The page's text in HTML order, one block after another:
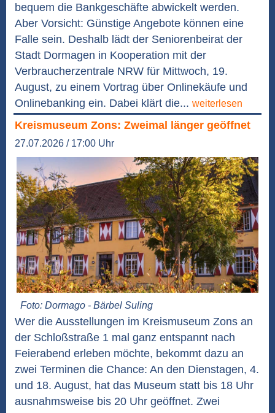
bequem die Bankgeschäfte abwickelt werden.
Aber Vorsicht: Günstige Angebote können eine
Falle sein. Deshalb lädt der Seniorenbeirat der
Stadt Dormagen in Kooperation mit der
Verbraucherzentrale NRW für Mittwoch, 19.
August, zu einem Vortrag über Onlinekäufe und
Onlinebanking ein. Dabei klärt die... weiterlesen
Kreismuseum Zons: Zweimal länger geöffnet
27.07.2026 / 17:00 Uhr
Foto: Dormago - Bärbel Suling
Wer die Ausstellungen im Kreismuseum Zons an
der Schloßstraße 1 mal ganz entspannt nach
Feierabend erleben möchte, bekommt dazu an
zwei Terminen die Chance: An den Dienstagen, 4.
und 18. August, hat das Museum statt bis 18 Uhr
ausnahmsweise bis 20 Uhr geöffnet. Zwei